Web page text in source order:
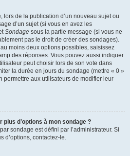
lors de la publication d’un nouveau sujet ou
d’un sujet (si vous en avez les
Sondage sous la partie message (si vous ne
pas le droit de créer des sondages).
moins deux options possibles, saisissez
des réponses. Vous pouvez aussi indiquer
peut choisir lors de son vote dans
la durée en jours du sondage (mettre « 0 »
permettre aux utilisateurs de modifier leur
plus d’options à mon sondage ?
sondage est défini par l’administrateur. Si
d’options, contactez-le.